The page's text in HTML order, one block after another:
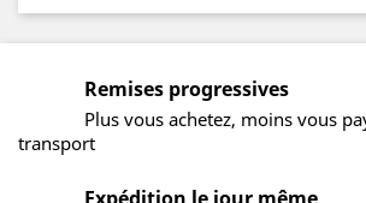
Remises progressives
Plus vous achetez, moins vous
transport